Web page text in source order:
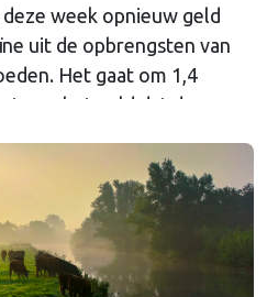
week opnieuw geld
uit de opbrengsten van
Het gaat om 1,4
op het geld dat de
bevroor dat geld na de
Continued